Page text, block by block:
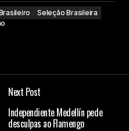
Seleção Brasileira
Next Post
Independiente Medellín pede
desculpas ao Flamengo